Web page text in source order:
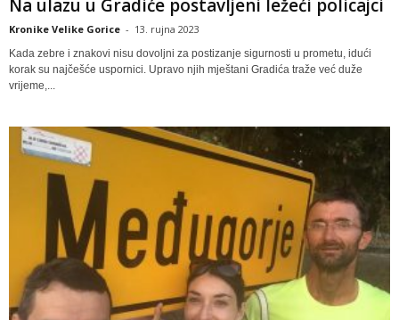
Na ulazu u Gradiće postavljeni ležeći policajci
Kronike Velike Gorice - 13. rujna 2023
Kada zebre i znakovi nisu dovoljni za postizanje sigurnosti u prometu, idući
korak su najčešće uspornici. Upravo njih mještani Gradića traže već duže
vrijeme,...